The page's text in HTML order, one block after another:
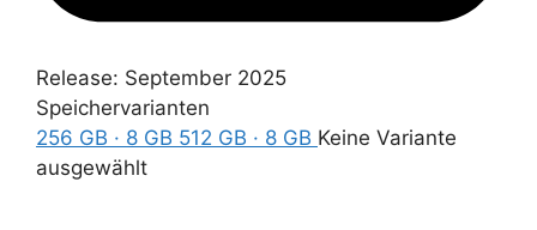
Release: September 2025
Speichervarianten
256 GB · 8 GB 512 GB · 8 GB Keine Variante
ausgewählt